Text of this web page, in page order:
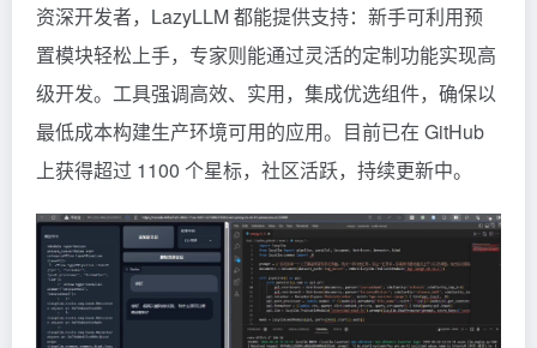
资深开发者，LazyLLM 都能提供支持：新手可利用预
置模块轻松上手，专家则能通过灵活的定制功能实现高
级开发。工具强调高效、实用，集成优选组件，确保以
最低成本构建生产环境可用的应用。目前已在 GitHub
上获得超过 1100 个星标，社区活跃，持续更新中。